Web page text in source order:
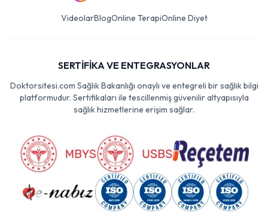
VideolarBlogOnline TerapiOnline Diyet
SERTİFİKA VE ENTEGRASYONLAR
Doktorsitesi.com Sağlık Bakanlığı onaylı ve entegreli bir sağlık bilgi
platformudur. Sertifikaları ile tescillenmiş güvenilir altyapısıyla
sağlık hizmetlerine erişim sağlar.